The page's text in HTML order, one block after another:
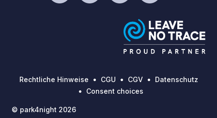
Rechtliche Hinweise CGU CGV
Datenschutz
Consent choices
© park4night 2026